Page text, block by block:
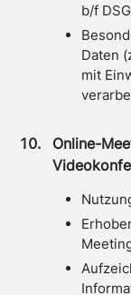
b/f
Daten
mit
Online-